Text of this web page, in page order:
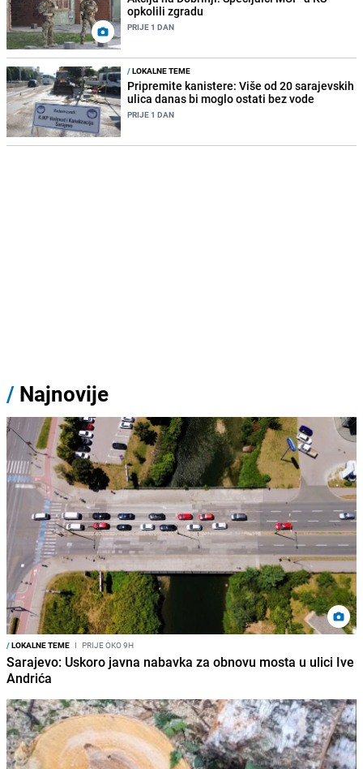
opkolili zgradu
PRIJE 1 DAN
/LOKALNE TEME
Pripremite kanistere: Više od 20 sarajevskih
ulica danas bi moglo ostati bez vode
PRIJE 1 DAN
/ Najnovije
/LOKALNE TEME I PRIJE OKO 9H
Sarajevo: Uskoro javna nabavka za obnovu mosta u ulici Ive
Andrića